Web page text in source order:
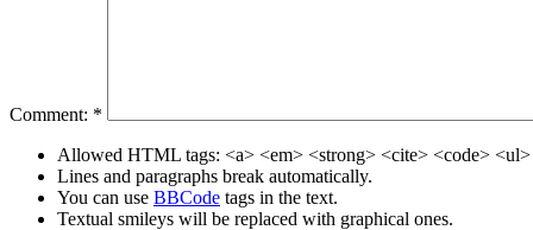
Comment: *
Allowed HTML tags: <a> <em> <strong> <cite> <code>
Lines and paragraphs break automatically.
You can use BBCode tags in the text.
Textual smileys will be replaced with graphical ones.